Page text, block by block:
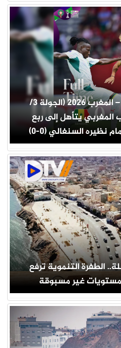
كأس إفريقيا للسيدات – المغرب 2026 (الجولة 3/
المغربي يتأهل إلى ربع
نظيره السنغالي (0-0)
الطفرة التنموية ترفع
مستويات غير مسبوقة